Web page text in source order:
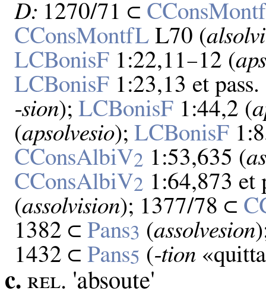
D: 1270/71 ⊂
CConsMontfL L70 (
LCBonisF 1:22,11–12 (
LCBonisF 1:23,13 et pass.
‑sion);LCBonisF 1:44,2 (
(apsolvesio);LCBonisF
CConsAlbiV2 1:53,635 (
CConsAlbiV2 1:64,873 et
(assolvision); 1377/78 ⊂
1382 ⊂Pans3 (assolvesion
1432 ⊂Pans5 (‑tion
c. ʀᴇʟ. 'absoute'